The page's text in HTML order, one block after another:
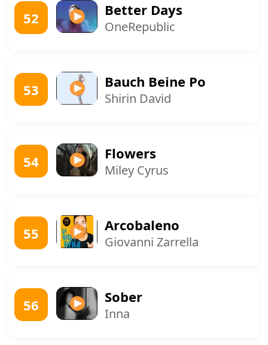
52 Better Days
OneRepublic
53 Bauch Beine Po
Shirin David
54 Flowers
Miley Cyrus
55 Arcobaleno
Giovanni Zarrella
56 Sober
Inna